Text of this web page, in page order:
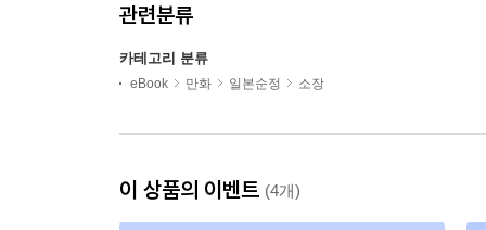
관련분류
카테고리 분류
eBook 만화 일본순정 소장
이 상품의 이벤트 (4개)